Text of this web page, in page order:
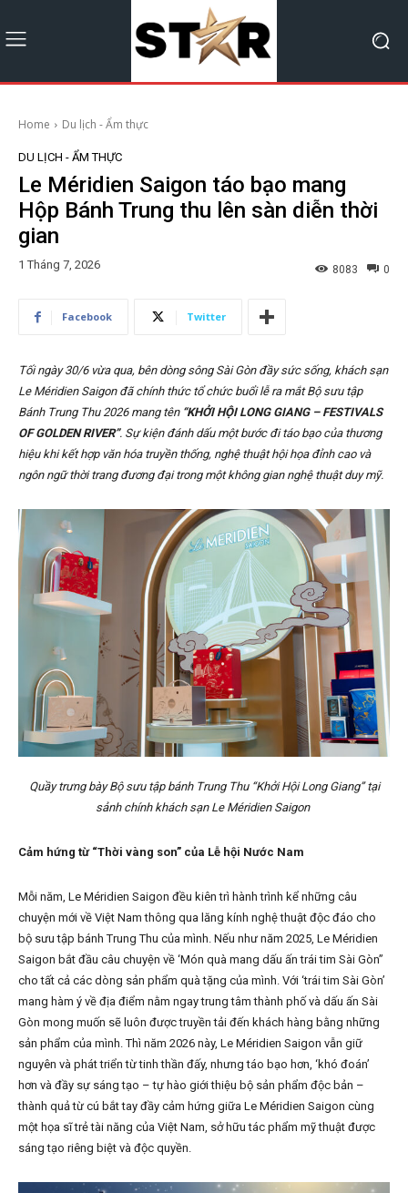
Home Du lịch - Ẩm thực
DU LỊCH - ẨM THỰC
Le Méridien Saigon táo bạo mang
Hộp Bánh Trung thu lên sàn diễn thời
gian
1 Tháng 7, 2026 0
8083
Facebook Twitter
Tối ngày 30/6 vừa qua, bên dòng sông Sài Gòn đầy sức sống, khách sạn
Le Méridien Saigon đã chính thức tổ chức buổi lễ ra mắt Bộ sưu tập
Bánh Trung Thu 2026 mang tên “KHỞI HỘI LONG GIANG – FESTIVALS
OF GOLDEN RIVER”. Sự kiện đánh dấu một bước đi táo bạo của thương
hiệu khi kết hợp văn hóa truyền thống, nghệ thuật hội họa đỉnh cao và
ngôn ngữ thời trang đương đại trong một không gian nghệ thuật duy mỹ.
Quầy trưng bày Bộ sưu tập bánh Trung Thu “Khởi Hội Long Giang” tại
sảnh chính khách sạn Le Méridien Saigon
Cảm hứng từ “Thời vàng son” của Lễ hội Nước Nam
Mỗi năm, Le Méridien Saigon đều kiên trì hành trình kể những câu
chuyện mới về Việt Nam thông qua lăng kính nghệ thuật độc đáo cho
bộ sưu tập bánh Trung Thu của mình. Nếu như năm 2025, Le Méridien
Saigon bắt đầu câu chuyện về ‘Món quà mang dấu ấn trái tim Sài Gòn”
cho tất cả các dòng sản phẩm quà tặng của mình. Với ‘trái tim Sài Gòn’
mang hàm ý về địa điểm nằm ngay trung tâm thành phố và dấu ấn Sài
Gòn mong muốn sẽ luôn được truyền tải đến khách hàng bằng những
sản phẩm của mình. Thì năm 2026 này, Le Méridien Saigon vẫn giữ
nguyên và phát triển từ tinh thần đấy, nhưng táo bạo hơn, ‘khó đoán’
hơn và đầy sự sáng tạo – tự hào giới thiệu bộ sản phẩm độc bản –
thành quả từ cú bắt tay đầy cảm hứng giữa Le Méridien Saigon cùng
một họa sĩ trẻ tài năng của Việt Nam, sở hữu tác phẩm mỹ thuật được
sáng tạo riêng biệt và độc quyền.